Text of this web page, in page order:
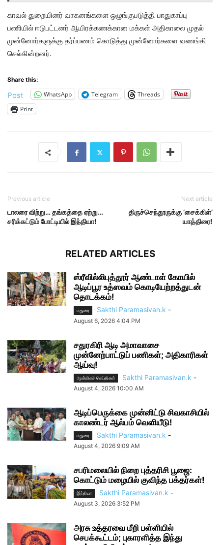
காவல் துறையினர் வாகனங்களை ஒழுங்குபடுத்தி பாதுகாப்பு
பணியில் ஈடுபட்டனர் ஆயிரக்கணக்கான மக்கள் அதிகாலை முதல்
முன்னோர்களுக்கு தர்ப்பணம் கொடுத்து முன்னோர்களை வணங்கி
செல்கின்றனர்.
Share this:
Post WhatsApp Telegram
Threads
Print
Previous article
டாலரை விற்று… தங்கத்தை ஏற்று…
சரிக்கட்டும் போட்டியில் இந்தியா!
Next article
திருச்செந்தூருக்கு ’சைக்கிள்’
யாத்திரை!
RELATED ARTICLES
ஸ்ரீவில்லிபுத்தூர் ஆண்டாள் கோயில்
ஆடிப்பூர உத்ஸவம் கொடியேற்றத்துடன்
தொடக்கம்!
மதுரை Sakthi Paramasivan.k -
August 6, 2026 4:04 PM
சதுரகிரி ஆடி அமாவாசை
முன்னேற்பாட்டுப் பணிகள்; அதிகாரிகள்
ஆய்வு!
ஆன்மிகச் செய்திகள் Sakthi Paramasivan.k -
August 4, 2026 10:00 AM
ஆடிப்பெருக்கை முன்னிட்டு சிவகாசியில்
காலண்டர் ஆல்பம் வெளியீடு!
மதுரை Sakthi Paramasivan.k -
August 4, 2026 9:09 AM
சபரிமலையில் நிறை புத்தரிசி பூஜை:
கொட்டும் மழையில் குவிந்த பக்தர்கள்!
இந்தியா Sakthi Paramasivan.k -
August 3, 2026 3:52 PM
அரசு உத்தரவை மீறி பள்ளியில்
செபக்கூட்டம்; புகாரளித்த இந்து